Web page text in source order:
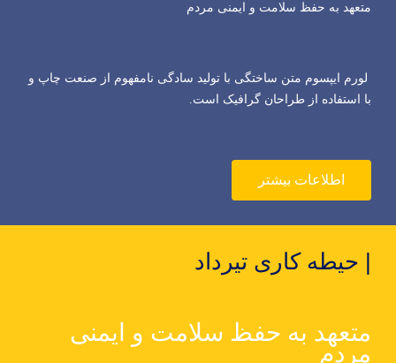
متعهد به حفظ سلامت و ایمنی مردم
لورم ایپسوم متن ساختگی با تولید سادگی نامفهوم از صنعت چاپ و
با استفاده از طراحان گرافیک است.
اطلاعات بیشتر
| حیطه کاری تیرداد
متعهد به حفظ سلامت و ایمنی
مردم